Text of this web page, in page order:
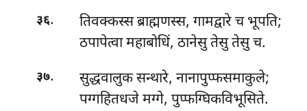
३६.
तिवक्कस्स ब्राह्मणस्स, गामद्वारे च भूपति;
ठपापेत्वा महाबोधिं, ठानेसु तेसु तेसु च.
३७.
सुद्धवालुक सन्थारे, नानापुप्फसमाकुले;
पग्गहितधजे मग्गे, पुप्फग्घिकविभूसिते.